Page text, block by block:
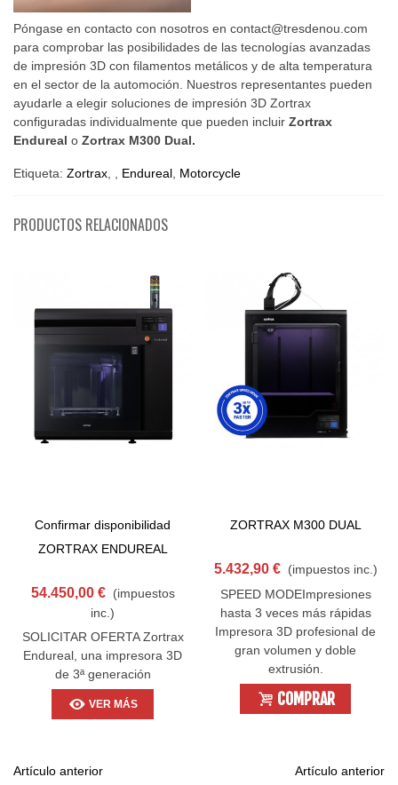
Póngase en contacto con nosotros en contact@tresdenou.com
para comprobar las posibilidades de las tecnologías avanzadas
de impresión 3D con filamentos metálicos y de alta temperatura
en el sector de la automoción. Nuestros representantes pueden
ayudarle a elegir soluciones de impresión 3D Zortrax
configuradas individualmente que pueden incluir Zortrax
Endureal o Zortrax M300 Dual.
Etiqueta: Zortrax, , Endureal, Motorcycle
PRODUCTOS RELACIONADOS
Confirmar disponibilidad
ZORTRAX ENDUREAL
54.450,00 € (impuestos
inc.)
SOLICITAR OFERTA Zortrax
Endureal, una impresora 3D
de 3ª generación
VER MÁS
ZORTRAX M300 DUAL
5.432,90 € (impuestos inc.)
SPEED MODEImpresiones
hasta 3 veces más rápidas
Impresora 3D profesional de
gran volumen y doble
extrusión.
COMPRAR
Artículo anterior Artículo anterior